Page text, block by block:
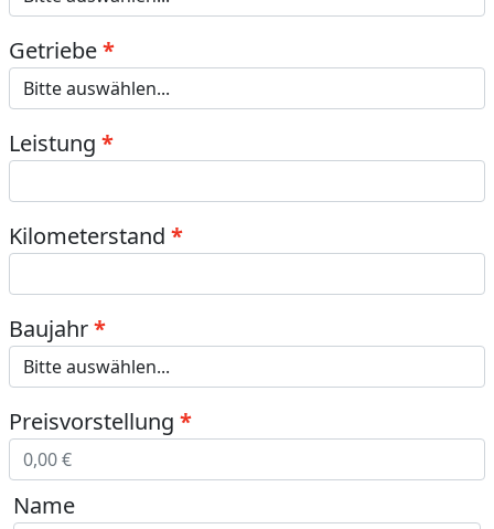
Getriebe
Leistung
Kilometerstand
Baujahr
Preisvorstellung
Name